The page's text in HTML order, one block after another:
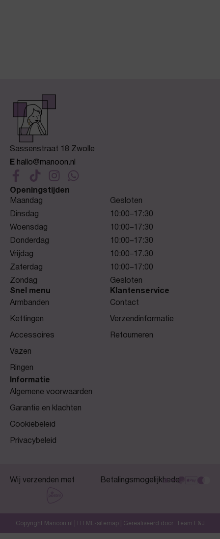
Sassenstraat 18 Zwolle
E hallo@manoon.nl
Openingstijden
Maandag
Gesloten
Dinsdag
10:00–17:30
Woensdag
10:00–17:30
Donderdag
10:00–17:30
Vrijdag
10:00–17.30
Zaterdag
10:00–17:00
Zondag
Gesloten
Snel menu
Armbanden
Kettingen
Accessoires
Vazen
Ringen
Klantenservice
Contact
Verzendinformatie
Retourneren
Informatie
Algemene voorwaarden
Garantie en klachten
Cookiebeleid
Privacybeleid
Wij verzenden met Betalingsmogelijkheden
Copyright Manoon.nl | HTML-sitemap| Gerealiseerd door: Team F&J